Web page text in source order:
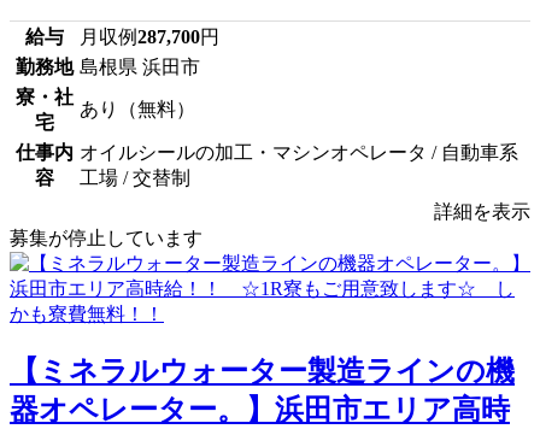
給与 月収例287,700円
勤務地 島根県 浜田市
寮・社
宅
あり（無料）
仕事内
容
オイルシールの加工・マシンオペレータ / 自動車系
工場 / 交替制
詳細を表示
募集が停止しています
【ミネラルウォーター製造ラインの機
器オペレーター。】浜田市エリア高時